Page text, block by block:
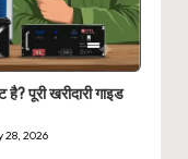
पूरी खरीदारी गाइड
28, 2026